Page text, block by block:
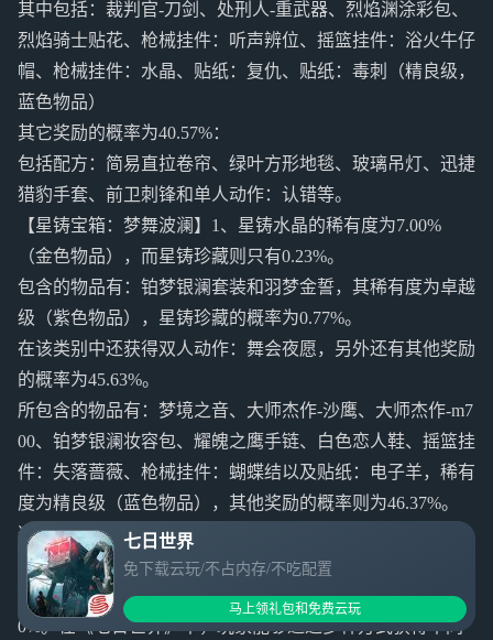
其中包括：裁判官-刀剑、处刑人-重武器、烈焰渊涂彩包、
烈焰骑士贴花、枪械挂件：听声辨位、摇篮挂件：浴火牛仔
帽、枪械挂件：水晶、贴纸：复仇、贴纸：毒刺（精良级，
蓝色物品）
其它奖励的概率为40.57%：
包括配方：简易直拉卷帘、绿叶方形地毯、玻璃吊灯、迅捷
猎豹手套、前卫刺锋和单人动作：认错等。
【星铸宝箱：梦舞波澜】1、星铸水晶的稀有度为7.00%
（金色物品），而星铸珍藏则只有0.23%。
包含的物品有：铂梦银澜套装和羽梦金誓，其稀有度为卓越
级（紫色物品），星铸珍藏的概率为0.77%。
在该类别中还获得双人动作：舞会夜愿，另外还有其他奖励
的概率为45.63%。
所包含的物品有：梦境之音、大师杰作-沙鹰、大师杰作-m7
00、铂梦银澜妆容包、耀魄之鹰手链、白色恋人鞋、摇篮挂
件：失落蔷薇、枪械挂件：蝴蝶结以及贴纸：电子羊，稀有
度为精良级（蓝色物品），其他奖励的概率则为46.37%。
这些奖励包括：雅致原木立灯、线团地毯、贴花：小心光
照、舞会礼仪、跃扬心尘鞋和粉漾倾心眼镜。
【星铸宝箱：寒夜猎影】中，获得星铸水晶的几率为8.4
0%。在《七日世界》中，玩家能够通过多种方式获得不同
七日世界
免下载云玩/不占内存/不吃配置
马上领礼包和免费云玩